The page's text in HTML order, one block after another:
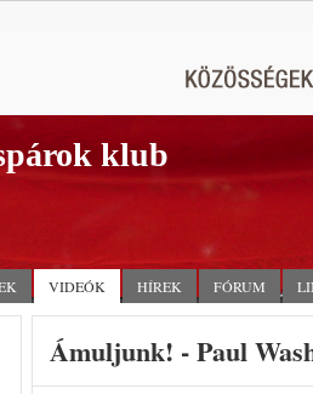
klub
VIDEÓK HÍREK FÓRUM
Ámuljunk! - Paul